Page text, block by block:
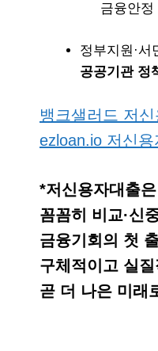
금융안정
정부지원·서
공공기관 정
뱅크샐러드 저
ezloan.io 저신용
*저신용자대출
꼼꼼히 비교·신
금융기회의 첫
구체적이고 실질
곧 더 나은 미래